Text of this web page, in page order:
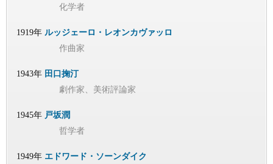
化学者
1919年 ルッジェーロ・レオンカヴァッロ
作曲家
1943年 田口掬汀
劇作家、美術評論家
1945年 戸坂潤
哲学者
1949年 エドワード・ソーンダイク